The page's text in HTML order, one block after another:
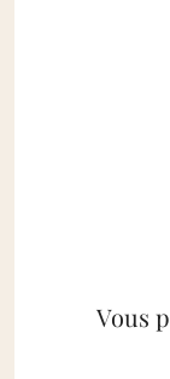
Vous